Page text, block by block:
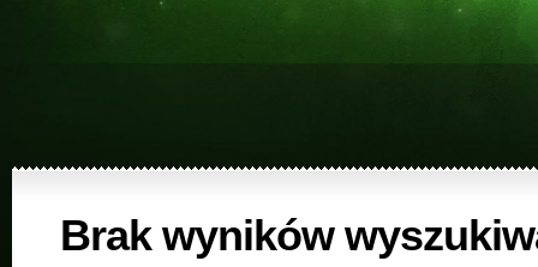
Brak wyników